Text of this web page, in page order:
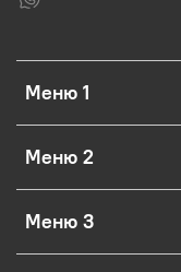
Меню 1
Меню 2
Меню 3